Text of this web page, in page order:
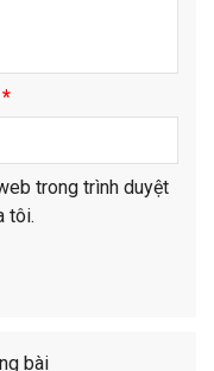
*
trong trình duyệt
tôi.
bài